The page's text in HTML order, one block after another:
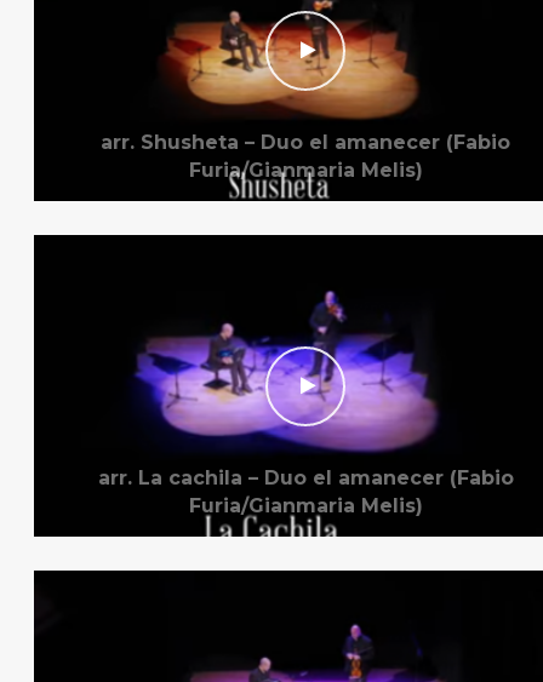
arr. Shusheta – Duo el amanecer (Fabio
Furia/Gianmaria Melis)
arr. La cachila – Duo el amanecer (Fabio
Furia/Gianmaria Melis)